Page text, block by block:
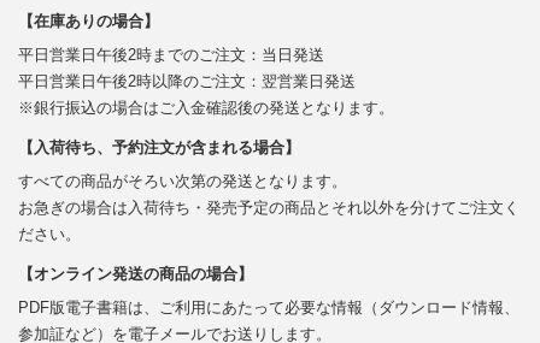
【在庫ありの場合】
平日営業日午後2時までのご注文：当日発送
平日営業日午後2時以降のご注文：翌営業日発送
※銀行振込の場合はご入金確認後の発送となります。
【入荷待ち、予約注文が含まれる場合】
すべての商品がそろい次第の発送となります。
お急ぎの場合は入荷待ち・発売予定の商品とそれ以外を分けてご注文く
ださい。
【オンライン発送の商品の場合】
PDF版電子書籍は、ご利用にあたって必要な情報（ダウンロード情報、
参加証など）を電子メールでお送りします。